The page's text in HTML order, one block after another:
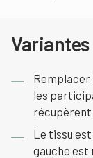
Variantes
Remplacer
les
récupèrent
Le tissu
gauche est